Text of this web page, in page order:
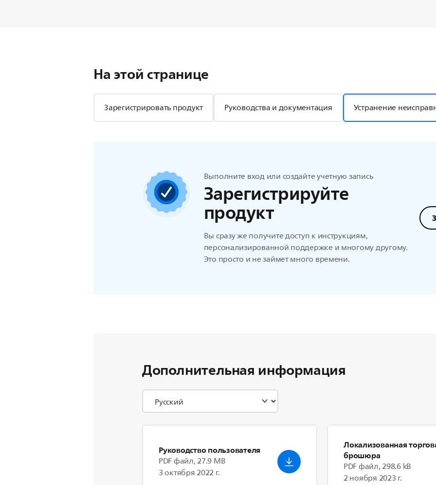
На этой странице
Зарегистрировать продукт Руководства и документация Устранение
Выполните вход или создайте учетную запись
Зарегистрируйте
продукт
Вы сразу же получите доступ к инструкциям,
персонализированной поддержке и многому другому.
Это просто и не займет много времени.
Дополнительная информация
Руководство пользователя
PDF файл, 27.9 MB
3 октября 2022 г.
Локализованная
брошюра
PDF файл, 298.6 kB
2 ноября 2023 г.